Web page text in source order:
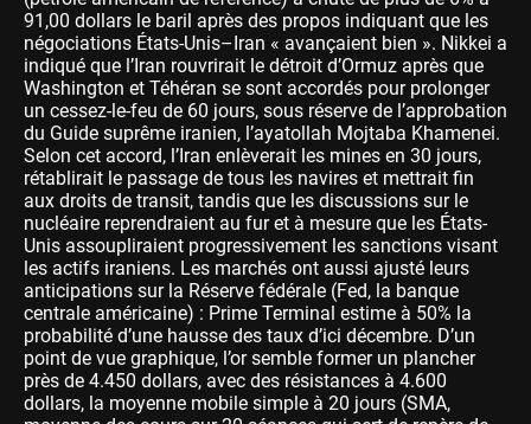
91,00 dollars le baril après des propos indiquant que les
négociations États-Unis–Iran « avançaient bien ». Nikkei a
indiqué que l’Iran rouvrirait le détroit d’Ormuz après que
Washington et Téhéran se sont accordés pour prolonger
un cessez-le-feu de 60 jours, sous réserve de l’approbation
du Guide suprême iranien, l’ayatollah Mojtaba Khamenei.
Selon cet accord, l’Iran enlèverait les mines en 30 jours,
rétablirait le passage de tous les navires et mettrait fin
aux droits de transit, tandis que les discussions sur le
nucléaire reprendraient au fur et à mesure que les États-
Unis assoupliraient progressivement les sanctions visant
les actifs iraniens. Les marchés ont aussi ajusté leurs
anticipations sur la Réserve fédérale (Fed, la banque
centrale américaine) : Prime Terminal estime à 50% la
probabilité d’une hausse des taux d’ici décembre. D’un
point de vue graphique, l’or semble former un plancher
près de 4.450 dollars, avec des résistances à 4.600
dollars, la moyenne mobile simple à 20 jours (SMA,